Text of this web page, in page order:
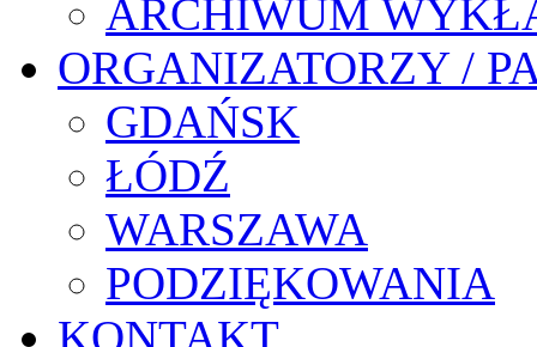
ARCHIWUM
ORGANIZATORZY /
GDAŃSK
ŁÓDŹ
WARSZAWA
PODZIĘKOWANIA